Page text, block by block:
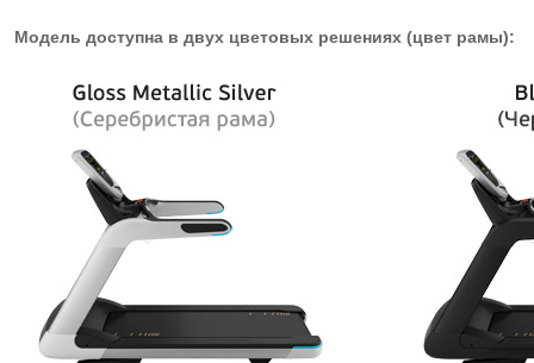
Модель доступна в двух цветовых решениях (цвет рамы):